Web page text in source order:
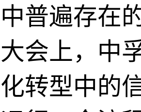
普遍存在
会上，中
转型中的